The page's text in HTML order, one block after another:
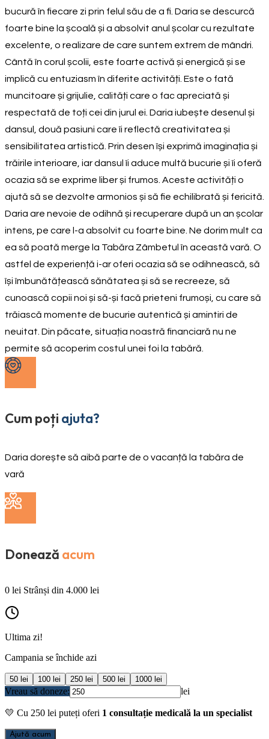
bucură în fiecare zi prin felul său de a fi. Daria se descurcă
foarte bine la școală și a absolvit anul școlar cu rezultate
excelente, o realizare de care suntem extrem de mândri.
Cântă în corul școlii, este foarte activă și energică și se
implică cu entuziasm în diferite activități. Este o fată
muncitoare și grijulie, calități care o fac apreciată și
respectată de toți cei din jurul ei. Daria iubește desenul și
dansul, două pasiuni care îi reflectă creativitatea și
sensibilitatea artistică. Prin desen își exprimă imaginația și
trăirile interioare, iar dansul îi aduce multă bucurie și îi oferă
ocazia să se exprime liber și frumos. Aceste activități o
ajută să se dezvolte armonios și să fie echilibrată și fericită.
Daria are nevoie de odihnă și recuperare după un an școlar
intens, pe care l-a absolvit cu foarte bine. Ne dorim mult ca
ea să poată merge la Tabăra Zâmbetul în această vară. O
astfel de experiență i-ar oferi ocazia să se odihnească, să
își îmbunătățească sănătatea și să se recreeze, să
cunoască copii noi și să-și facă prieteni frumoși, cu care să
trăiască momente de bucurie autentică și amintiri de
neuitat. Din păcate, situația noastră financiară nu ne
permite să acoperim costul unei foi la tabără.
Cum poți ajuta?
Daria dorește să aibă parte de o vacanță la tabăra de
vară
Donează acum
0 lei Strânși din 4.000 lei
Ultima zi!
Campania se închide azi
50 lei 100 lei 250 lei 500 lei 1000 lei
Vreau să doneze: lei
💛 Cu 250 lei puteți oferi 1 consultație medicală la un specialist
Ajută acum